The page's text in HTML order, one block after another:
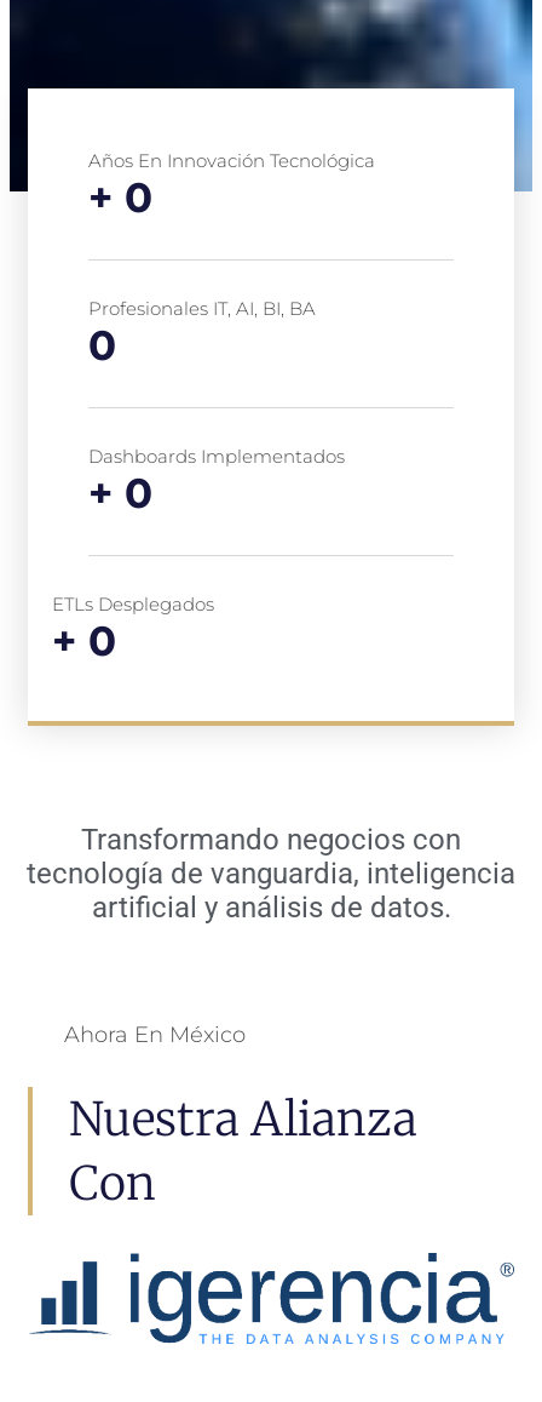
Años En Innovación Tecnológica
+ 0
Profesionales IT, AI, BI, BA
0
Dashboards Implementados
+ 0
ETLs Desplegados
+ 0
Transformando negocios con
tecnología de vanguardia, inteligencia
artificial y análisis de datos.
Ahora En México
Nuestra Alianza
Con